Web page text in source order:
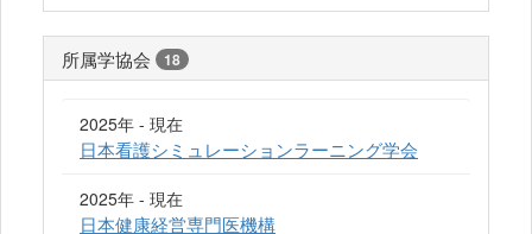
所属学協会 18
2025年 - 現在
日本看護シミュレーションラーニング学会
2025年 - 現在
日本健康経営専門医機構